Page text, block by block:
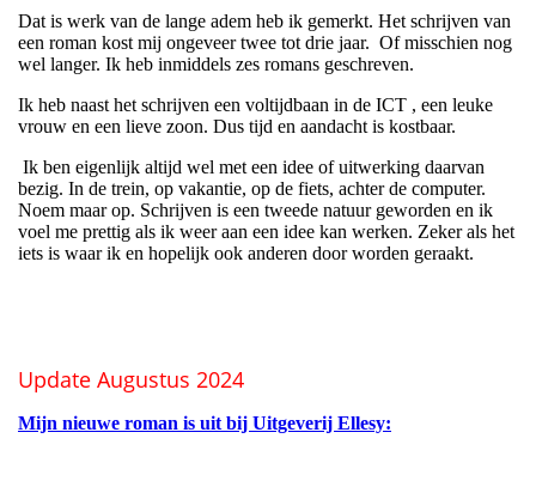
Dat is werk van de lange adem heb ik gemerkt. Het schrijven van
een roman kost mij ongeveer twee tot drie jaar. Of misschien nog
wel langer. Ik heb inmiddels zes romans geschreven.
Ik heb naast het schrijven een voltijdbaan in de ICT , een leuke
vrouw en een lieve zoon. Dus tijd en aandacht is kostbaar.
Ik ben eigenlijk altijd wel met een idee of uitwerking daarvan
bezig. In de trein, op vakantie, op de fiets, achter de computer.
Noem maar op. Schrijven is een tweede natuur geworden en ik
voel me prettig als ik weer aan een idee kan werken. Zeker als het
iets is waar ik en hopelijk ook anderen door worden geraakt.
Update Augustus 2024
Mijn nieuwe roman is uit bij Uitgeverij Ellesy: